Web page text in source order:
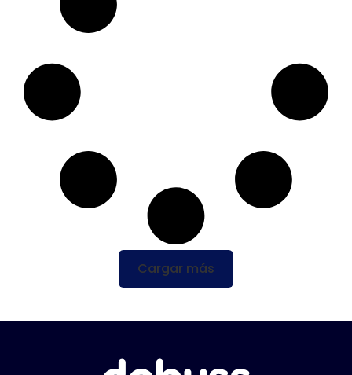
Cargar más